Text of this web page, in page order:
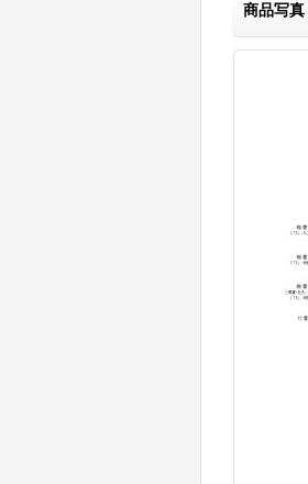
商品写真